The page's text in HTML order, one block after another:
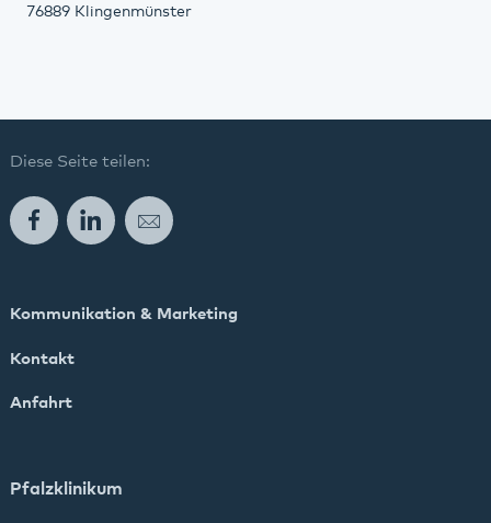
76889 Klingenmünster
Diese Seite teilen:
FacebookLinkedInE-Mail
Kommunikation & Marketing
Kontakt
Anfahrt
Pfalzklinikum